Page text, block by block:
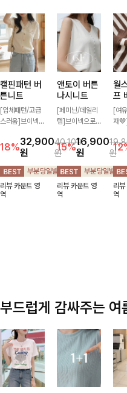
캘핀패턴 버
튼니트
[입체패턴/고급
스러움]브이넥
패턴이 어우러져
포인트 있게 즐
기기 좋은 가디
건 🤍 가볍게 걸
쳐주기만 해도
스타일리시한 무
18%32,900
원
40,100
원
리뷰 카운트 영
역
앤토이 버튼
나시니트
[페미닌/데일리
템]브이넥으로
베이직한 디자인
의이너로 단독으
로도 언제나 만
능 아이템!산뜻
한 여름, 시원하
게 보내요 :) ♡
15%16,900
원
원
리뷰 카운트 영
역
월
프
[여
재
버튼
더해
면서
무드
는
부드
리
역
부드럽게 감싸주는 여